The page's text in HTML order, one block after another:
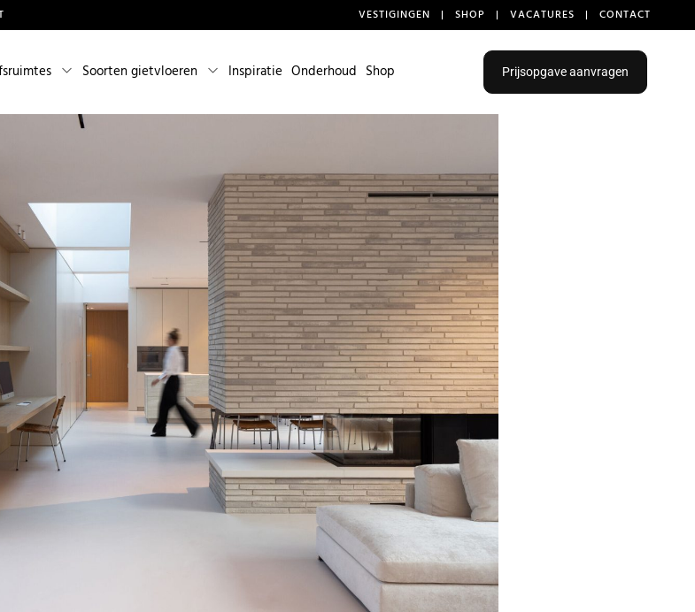
VESTIGINGEN | SHOP | VACATURES | CONTACT
Soorten gietvloeren Inspiratie Onderhoud Shop Prijsopgave aanvragen